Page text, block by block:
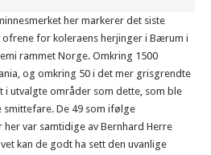
her markerer det siste
ofrene for koleraens herjinger i Bærum i
rammet Norge. Omkring 1500
og omkring 50 i det mer grisgrendte
utvalgte områder som dette, som ble
De 49 som ifølge
var samtidige av Bernhard Herre
kan de godt ha sett den uvanlige